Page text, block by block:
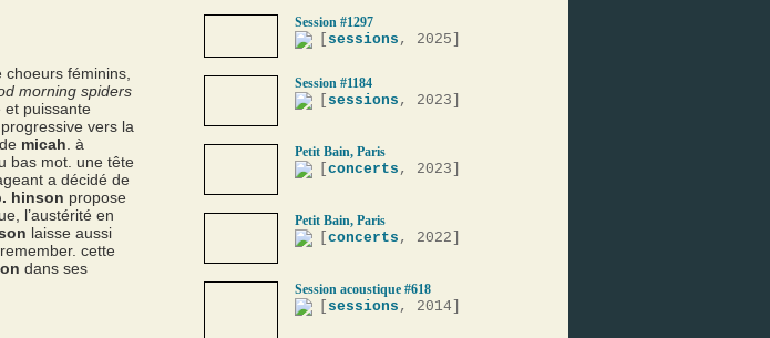
féminins,
morning spiders
et puissante
vers la
micah . à
bas mot. une tête
a décidé de
hinson propose
l’austérité en
laisse aussi
cette
dans ses
Session #1297
sessions , 2025]
Session #1184
sessions , 2023]
Petit Bain, Paris
concerts , 2023]
Petit Bain, Paris
concerts , 2022]
Session acoustique #618
sessions , 2014]